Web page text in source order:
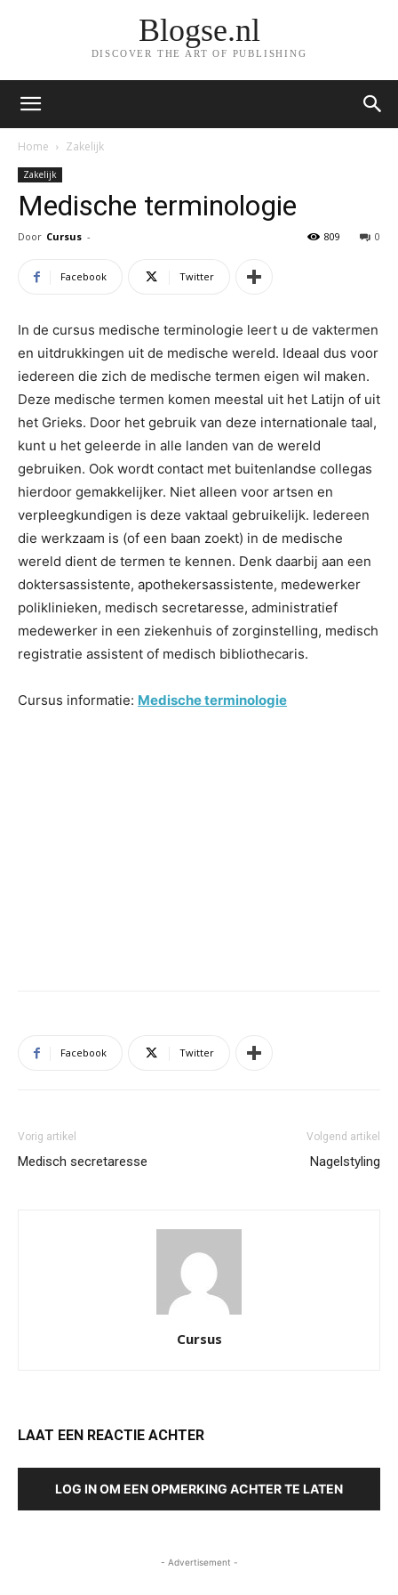
Blogse.nl
DISCOVER THE ART OF PUBLISHING
Home Zakelijk
Zakelijk
Medische terminologie
Door Cursus - 0
809
Facebook Twitter
In de cursus medische terminologie leert u de vaktermen
en uitdrukkingen uit de medische wereld. Ideaal dus voor
iedereen die zich de medische termen eigen wil maken.
Deze medische termen komen meestal uit het Latijn of uit
het Grieks. Door het gebruik van deze internationale taal,
kunt u het geleerde in alle landen van de wereld
gebruiken. Ook wordt contact met buitenlandse collegas
hierdoor gemakkelijker. Niet alleen voor artsen en
verpleegkundigen is deze vaktaal gebruikelijk. Iedereen
die werkzaam is (of een baan zoekt) in de medische
wereld dient de termen te kennen. Denk daarbij aan een
doktersassistente, apothekersassistente, medewerker
poliklinieken, medisch secretaresse, administratief
medewerker in een ziekenhuis of zorginstelling, medisch
registratie assistent of medisch bibliothecaris.
Cursus informatie: Medische terminologie
Facebook Twitter
Vorig artikel
Medisch secretaresse
Volgend artikel
Nagelstyling
Cursus
LAAT EEN REACTIE ACHTER
LOG IN OM EEN OPMERKING ACHTER TE LATEN
- Advertisement -